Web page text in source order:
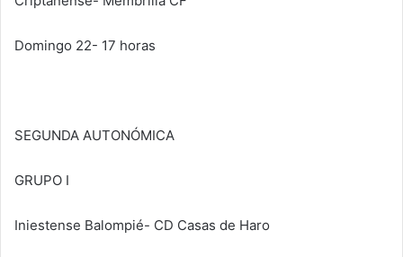
Domingo 22- 17 horas
SEGUNDA AUTONÓMICA
GRUPO I
Iniestense Balompié- CD Casas de Haro